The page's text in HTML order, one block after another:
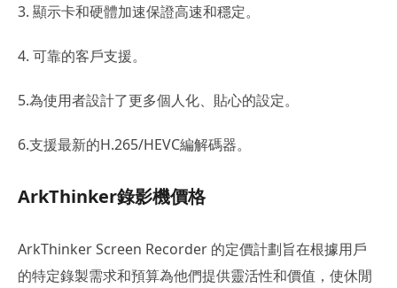
3. 顯示卡和硬體加速保證高速和穩定。
4. 可靠的客戶支援。
5.為使用者設計了更多個人化、貼心的設定。
6.支援最新的H.265/HEVC編解碼器。
ArkThinker錄影機價格
ArkThinker Screen Recorder 的定價計劃旨在根據用戶
的特定錄製需求和預算為他們提供靈活性和價值，使休閒